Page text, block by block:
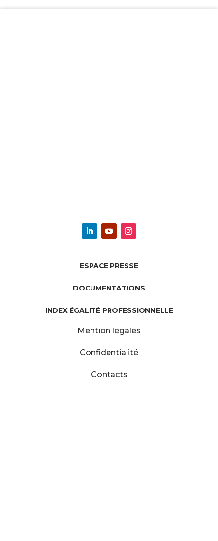
ESPACE PRESSE
DOCUMENTATIONS
INDEX ÉGALITÉ PROFESSIONNELLE
Mention légales
Confidentialité
Contacts